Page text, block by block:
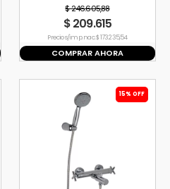
$ 246.605,88
$ 209.615
Precio s/imp. nac. $ 173.235,54
COMPRAR AHORA
15% OFF